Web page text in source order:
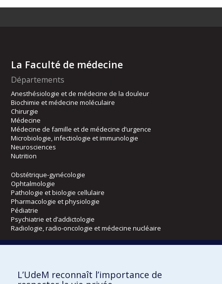
La Faculté de médecine
Départements
Anesthésiologie et de médecine de la douleur
Biochimie et médecine moléculaire
Chirurgie
Médecine
Médecine de famille et de médecine d’urgence
Microbiologie, infectiologie et immunologie
Neurosciences
Nutrition
Obstétrique-gynécologie
Ophtalmologie
Pathologie et biologie cellulaire
Pharmacologie et physiologie
Pédiatrie
Psychiatrie et d’addictologie
Radiologie, radio-oncologie et médecine nucléaire
Kinésiologie et des sciences de l’activité physique
L’UdeM reconnaît l’importance de